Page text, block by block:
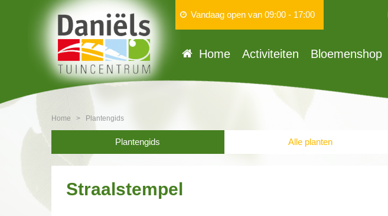
Home > Plantengids
Vandaag open van 09:00 - 17:00
Home Activiteiten Bloemenshop
Plantengids Alle planten
Straalstempel